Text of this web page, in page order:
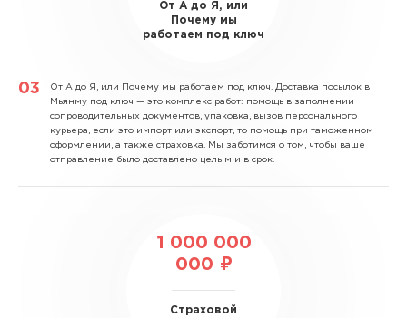
От А до Я, или
Почему мы
работаем под ключ
От А до Я, или Почему мы работаем под ключ. Доставка посылок в
Мьянму под ключ — это комплекс работ: помощь в заполнении
сопроводительных документов, упаковка, вызов персонального
курьера, если это импорт или экспорт, то помощь при таможенном
оформлении, а также страховка. Мы заботимся о том, чтобы ваше
отправление было доставлено целым и в срок.
1 000 000
000 ₽
Страховой